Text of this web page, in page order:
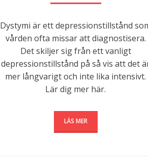
Dystymi är ett depressionstillstånd
vården ofta missar att diagnostisera.
Det skiljer sig från ett vanligt
depressionstillstånd på så vis att det
mer långvarigt och inte lika intensivt.
Lär dig mer här.
LÄS MER